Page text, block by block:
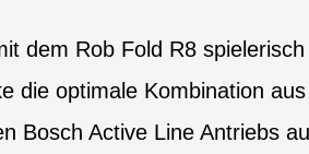
dem Rob Fold R8
die optimale Kombination
Bosch Active Line Antriebs